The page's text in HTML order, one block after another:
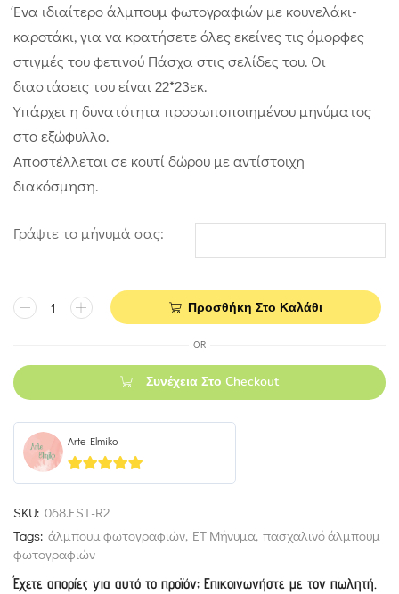
Ένα ιδιαίτερο άλμπουμ φωτογραφιών με κουνελάκι-
καροτάκι, για να κρατήσετε όλες εκείνες τις όμορφες
στιγμές του φετινού Πάσχα στις σελίδες του. Οι
διαστάσεις του είναι 22*23εκ.
Υπάρχει η δυνατότητα προσωποποιημένου μηνύματος
στο εξώφυλλο.
Αποστέλλεται σε κουτί δώρου με αντίστοιχη
διακόσμηση.
Γράψτε το μήνυμά σας:
Προσθήκη Στο Καλάθι
OR
Συνέχεια Στο Checkout
Arte Elmiko
5out of 5
SKU: 068.EST-R2
Tags: άλμπουμ φωτογραφιών, ΕΤ Μήνυμα, πασχαλινό άλμπουμ
φωτογραφιών
Έχετε απορίες για αυτό το προϊόν; Επικοινωνήστε με τον πωλητή.